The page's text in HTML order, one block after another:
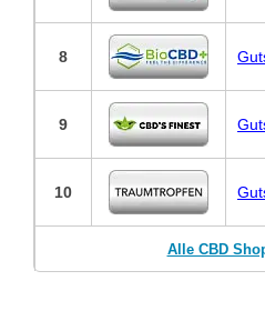
8
9
10
Alle CBD